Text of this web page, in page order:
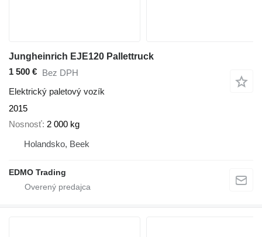
Jungheinrich EJE120 Pallettruck
1 500 € Bez DPH
Elektrický paletový vozík
2015
Nosnosť 2 000 kg
Holandsko, Beek
EDMO Trading